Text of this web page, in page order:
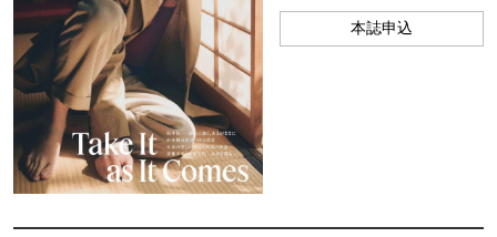
本誌申込